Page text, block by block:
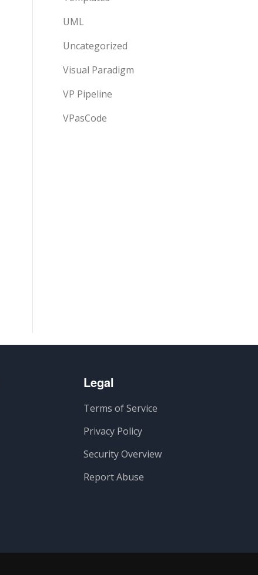
UML
Uncategorized
Visual Paradigm
VP Pipeline
VPasCode
Legal
Terms of Service
Privacy Policy
Security Overview
Report Abuse